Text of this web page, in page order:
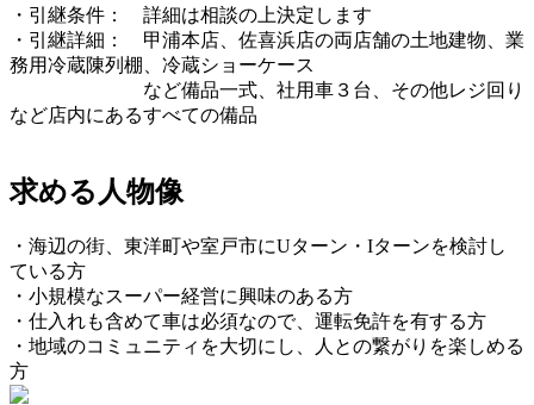
・引継条件： 詳細は相談の上決定します
・引継詳細： 甲浦本店、佐喜浜店の両店舗の土地建物、業
務用冷蔵陳列棚、冷蔵ショーケース
など備品一式、社用車３台、その他レジ回り
など店内にあるすべての備品
求める人物像
・海辺の街、東洋町や室戸市にUターン・Iターンを検討し
ている方
・小規模なスーパー経営に興味のある方
・仕入れも含めて車は必須なので、運転免許を有する方
・地域のコミュニティを大切にし、人との繋がりを楽しめる
方